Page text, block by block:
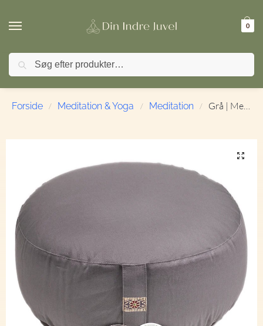
0
🚚 FRI FRAGT ved køb over 499,- | ⭐ TrustPilot 4,9 / 5
Forside / Meditation & Yoga / Meditation / Grå | Meditationspude | Økologisk